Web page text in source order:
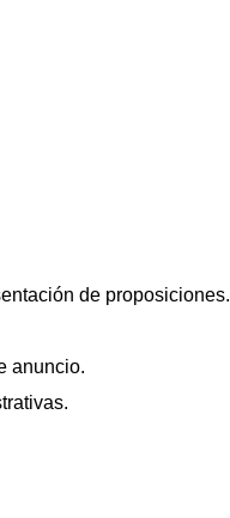
de proposiciones.
anuncio.